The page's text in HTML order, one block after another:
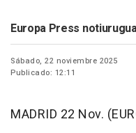
Europa Press
Sábado, 22 noviembre 2025
Publicado: 12:11
MADRID 22 Nov.